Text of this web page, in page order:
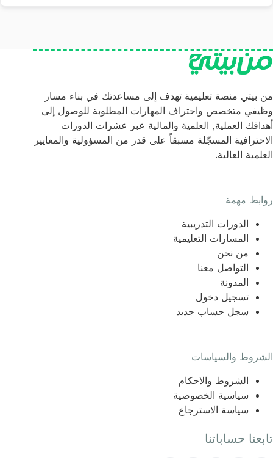
من بيتي منصة تعليمية تهدف إلى مساعدتك في بناء مسار
وظيفي متخصص واحتراف المهارات المطلوبة للوصول إلى
أهدافك العملية, العلمية والمالية عبر عشرات الدورات
الاحترافية المسجّلة مسبقاً على قدر من المسؤولية والمعايير
العلمية العالية.
روابط مهمة
الدورات التدريبية
المسارات التعليمية
من نحن
التواصل معنا
المدونة
تسجيل دخول
سجل حساب جديد
الشروط والسياسات
الشروط والاحكام
سياسية الخصوصية
سياسة الاسترجاع
تابعنا حساباتنا